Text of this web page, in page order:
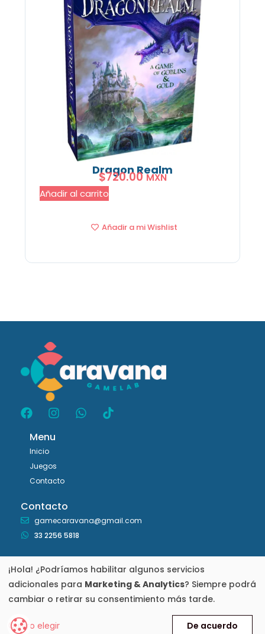
Dragon Realm
$720.00 MXN
Añadir al carrito
Añadir a mi Wishlist
Menu
Inicio
Juegos
Contacto
Contacto
gamecaravana@gmail.com
33 2256 5818
Legales
Aviso de Privacidad
Cambios o Devoluciones
Caravana Gamelab © 2026 Todos los Derechos Reservados.
¡Hola! ¿Podríamos habilitar algunos servicios
adicionales para Marketing & Analytics? Siempre podrá
cambiar o retirar su consentimiento más tarde.
Quiero elegir De acuerdo